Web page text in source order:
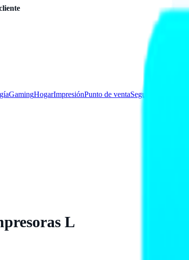
GamingHogarImpresiónPunto de ventaSeguridad y Redes
L